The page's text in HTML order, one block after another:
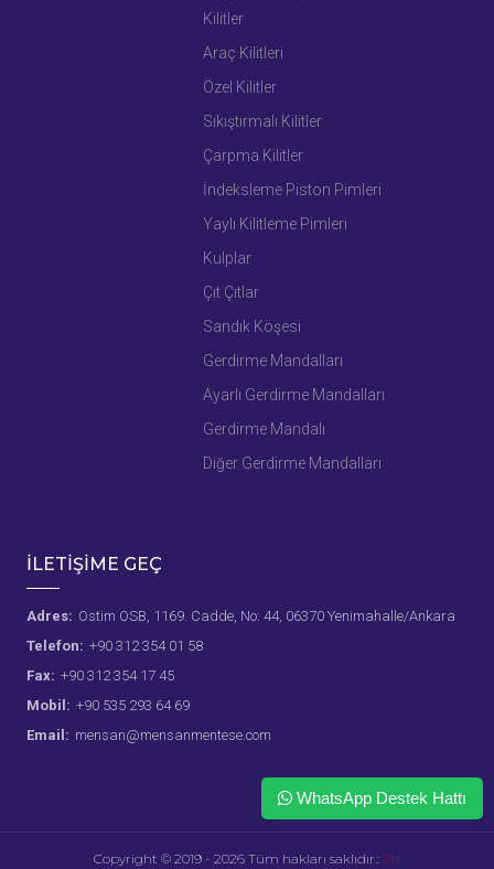
Kilitler
Araç Kilitleri
Özel Kilitler
Sıkıştırmalı Kilitler
Çarpma Kilitler
İndeksleme Piston Pimleri
Yaylı Kilitleme Pimleri
Kulplar
Çıt Çıtlar
Sandık Köşesi
Gerdirme Mandalları
Ayarlı Gerdirme Mandalları
Gerdirme Mandalı
Diğer Gerdirme Mandalları
İLETİŞİME GEÇ
Adres: Ostim OSB, 1169. Cadde, No: 44, 06370 Yenimahalle/Ankara
Telefon: +90 312 354 01 58
Fax: +90 312 354 17 45
Mobil: +90 535 293 64 69
Email: mensan@mensanmentese.com
Copyright © 2019 - 2026 Tüm hakları saklıdır.: 2H
WhatsApp Destek Hattı